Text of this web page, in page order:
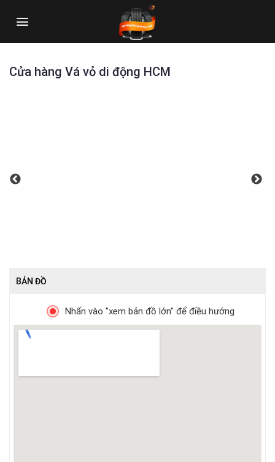
Cửa hàng Vá vỏ di động HCM
BẢN ĐỒ
Nhấn vào "xem bản đồ lớn" để điều hướng